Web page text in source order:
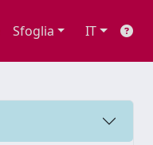
Sfoglia IT